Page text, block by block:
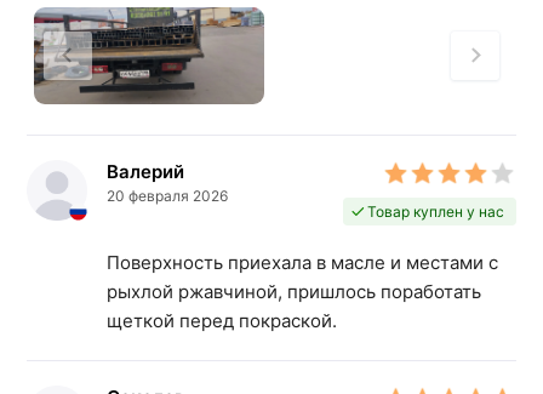
Валерий
20 февраля 2026
Товар куплен у нас
Поверхность приехала в масле и местами с
рыхлой ржавчиной, пришлось поработать
щеткой перед покраской.